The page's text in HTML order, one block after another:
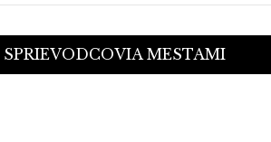
SPRIEVODCOVIA MESTAMI